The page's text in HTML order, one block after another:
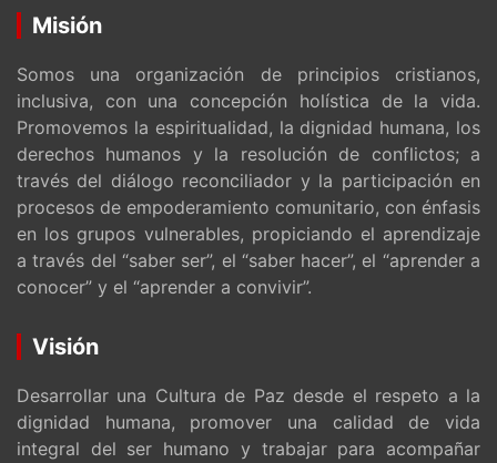
Misión
Somos una organización de principios cristianos,
inclusiva, con una concepción holística de la vida.
Promovemos la espiritualidad, la dignidad humana, los
derechos humanos y la resolución de conflictos; a
través del diálogo reconciliador y la participación en
procesos de empoderamiento comunitario, con énfasis
en los grupos vulnerables, propiciando el aprendizaje
a través del “saber ser”, el “saber hacer”, el “aprender a
conocer” y el “aprender a convivir”.
Visión
Desarrollar una Cultura de Paz desde el respeto a la
dignidad humana, promover una calidad de vida
integral del ser humano y trabajar para acompañar